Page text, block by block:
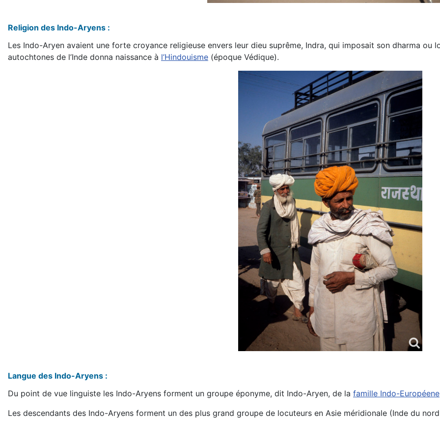
Religion des Indo-Aryens :
Les Indo-Aryen avaient une forte croyance religieuse envers leur dieu suprême, Indra, qui imposait son dharma ou
autochtones de l’Inde donna naissance à l’Hindouisme (époque Védique).
Langue des Indo-Aryens :
Du point de vue linguiste les Indo-Aryens forment un groupe éponyme, dit Indo-Aryen, de la famille Indo-Européene
Les descendants des Indo-Aryens forment un des plus grand groupe de locuteurs en Asie méridionale (Inde du